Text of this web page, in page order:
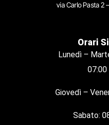
via Carlo Pasta 2
Orari
Lunedì –
Giovedì –
Sabato: